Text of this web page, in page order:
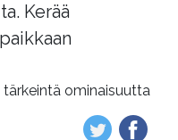
Kerää
tärkeintä ominaisuutta